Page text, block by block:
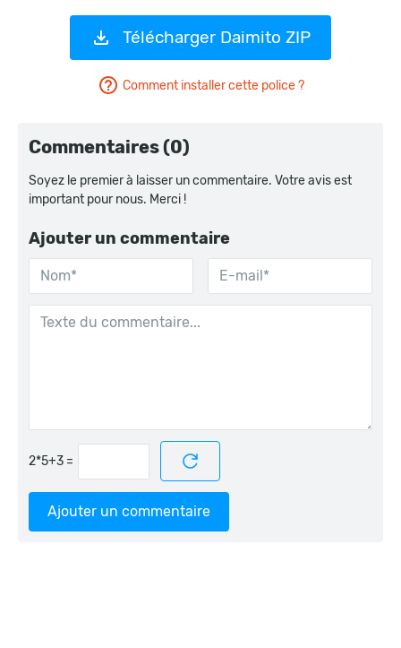
Télécharger Daimito ZIP
Comment installer cette police ?
Commentaires (0)
Soyez le premier à laisser un commentaire. Votre avis est
important pour nous. Merci !
Ajouter un commentaire
=
Ajouter un commentaire